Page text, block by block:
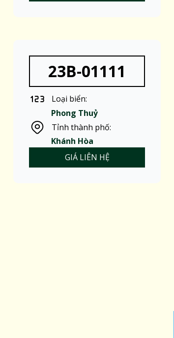
23B-01111
Loại biển:
Phong Thuỷ
Tỉnh thành phố:
Khánh Hòa
GIÁ LIÊN HỆ